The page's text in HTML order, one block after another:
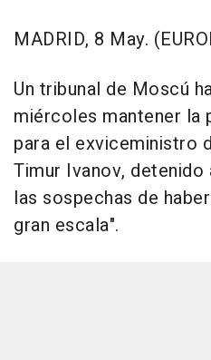
MADRID, 8 May.
Un tribunal de Moscú
miércoles mantener la
para el exviceministro
Timur Ivanov,
las sospechas de
gran escala".